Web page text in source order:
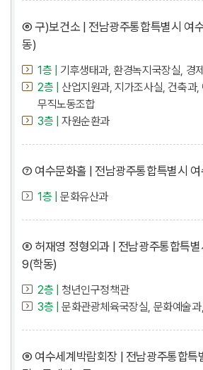
⑥ 구)보건소 | 전남광주통합특별시 여
동)
1층 |
기후생태과, 환경녹지국장실, 경
2층 |
산업지원과, 지가조사실, 건축과
무직노동조합
3층 |
자원순환과
⑦ 여수문화홀 | 전남광주통합특별시 여
1층 | 문화유산과
⑧ 허재영 정형외과 | 전남광주통합특
9(학동)
2층 |
청년인구정책관
3층 |
문화관광체육국장실, 문화예술
⑨ 여수세계박람회장 | 전남광주통합특